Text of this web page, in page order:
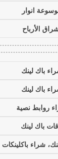
انوار
الأرباح
باك لينك
باك لينك
روابط نصية
باك لينك
شراء باكلينكات